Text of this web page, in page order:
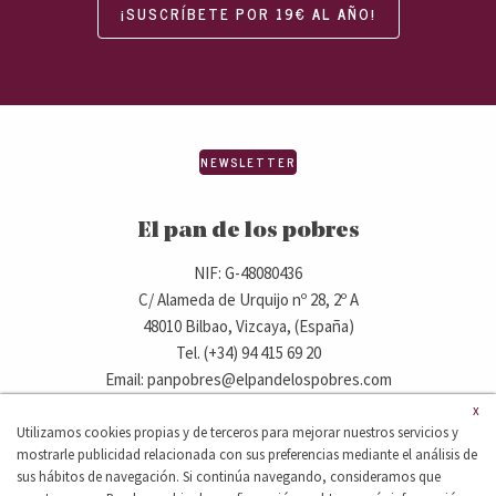
¡SUSCRÍBETE POR 19€ AL AÑO!
El pan de los pobres
NIF: G-48080436
C/ Alameda de Urquijo nº 28, 2º A
48010 Bilbao, Vizcaya, (España)
Tel. (+34) 94 415 69 20
Email: panpobres@elpandelospobres.com
NEWSLETTER
© 2020 elpandelospobres.com.
Aviso legal
Cláusula de exención de responsabilidad
x
Utilizamos cookies propias y de terceros para mejorar nuestros servicios y
mostrarle publicidad relacionada con sus preferencias mediante el análisis de
sus hábitos de navegación. Si continúa navegando, consideramos que